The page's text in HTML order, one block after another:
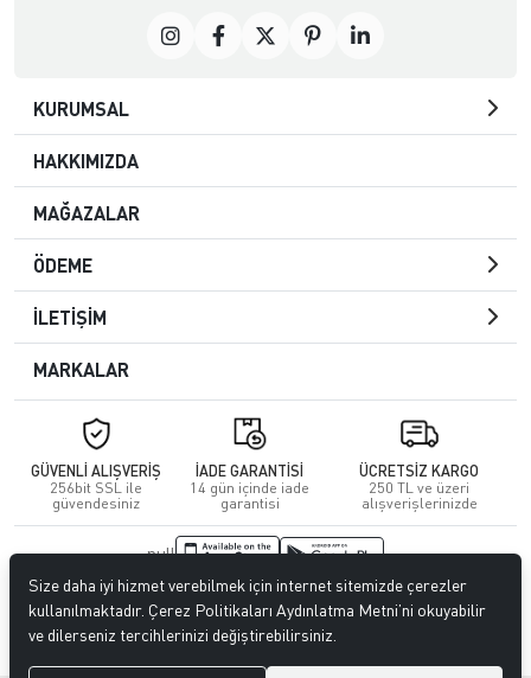
KURUMSAL
HAKKIMIZDA
MAĞAZALAR
ÖDEME
İLETİŞİM
MARKALAR
GÜVENLİ ALIŞVERİŞ
256bit SSL ile
güvendesiniz
İADE GARANTİSİ
14 gün içinde iade
garantisi
ÜCRETSİZ KARGO
250 TL ve üzeri
alışverişlerinizde
null
© 2023CENGİZ DERİ. Tüm hakları saklıdır.
Size daha iyi hizmet verebilmek için internet sitemizde çerezler
kullanılmaktadır. Çerez Politikaları Aydınlatma Metni’ni okuyabilir
ve dilerseniz tercihlerinizi değiştirebilirsiniz.